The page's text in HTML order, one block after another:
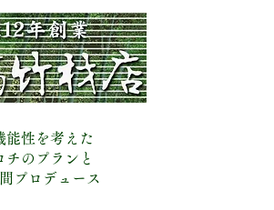
竹材店
能性を考えた
チのプランと
プロデュース